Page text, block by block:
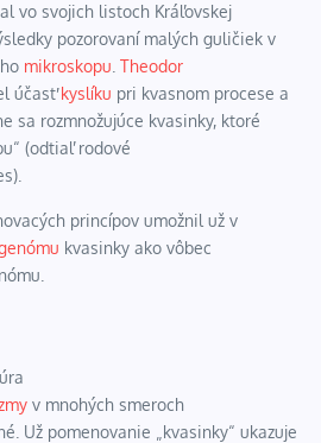
vo svojich listoch Kráľovskej
pozorovaní malých guličiek v
mikroskopu Theodor
účasťkyslíku pri kvasnom procese a
sa rozmnožujúce kvasinky, ktoré
(odtiaľ rodové
).
princípov umožnil už v
kvasinky ako vôbec
v mnohých smeroch
Už pomenovanie „kvasinky“ ukazuje